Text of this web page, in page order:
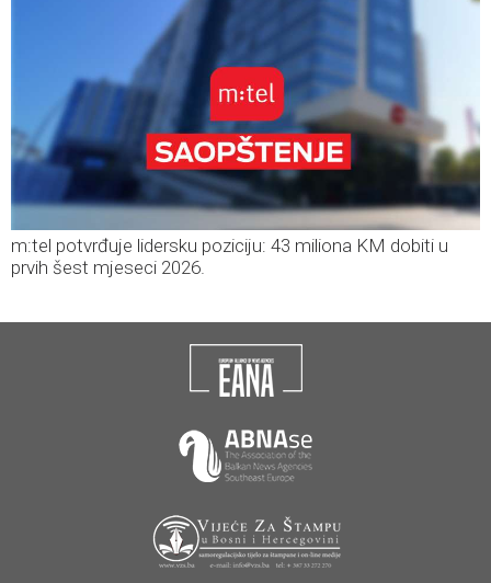
m:tel potvrđuje lidersku poziciju: 43 miliona KM dobiti u
prvih šest mjeseci 2026.